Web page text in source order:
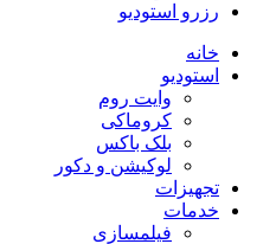
رزرو استودیو
خانه
استودیو
وایت روم
کروماکی
بلک باکس
لوکیشن و دکور
تجهیزات
خدمات
فیلمسازی